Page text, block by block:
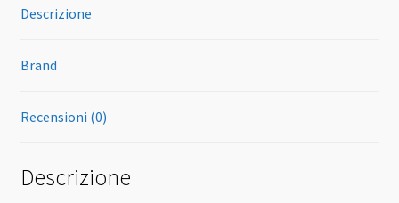
Descrizione
Brand
Recensioni (0)
Descrizione